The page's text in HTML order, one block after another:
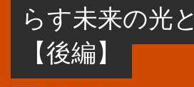
らす未来の光
【後編】